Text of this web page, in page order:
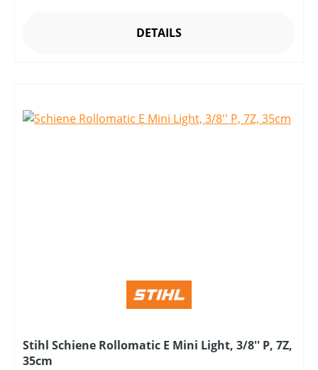
DETAILS
Stihl Schiene Rollomatic E Mini Light, 3/8'' P, 7Z,
35cm